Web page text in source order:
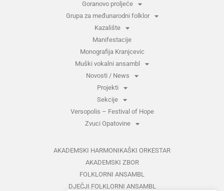
Goranovo proljeće
Grupa za međunarodni folklor
Kazalište
Manifestacije
Monografija Kranjcevic
Muški vokalni ansambl
Novosti / News
Projekti
Sekcije
Versopolis – Festival of Hope
Zvuci Opatovine
AKADEMSKI HARMONIKAŠKI ORKESTAR
AKADEMSKI ZBOR
FOLKLORNI ANSAMBL
DJEČJI FOLKLORNI ANSAMBL